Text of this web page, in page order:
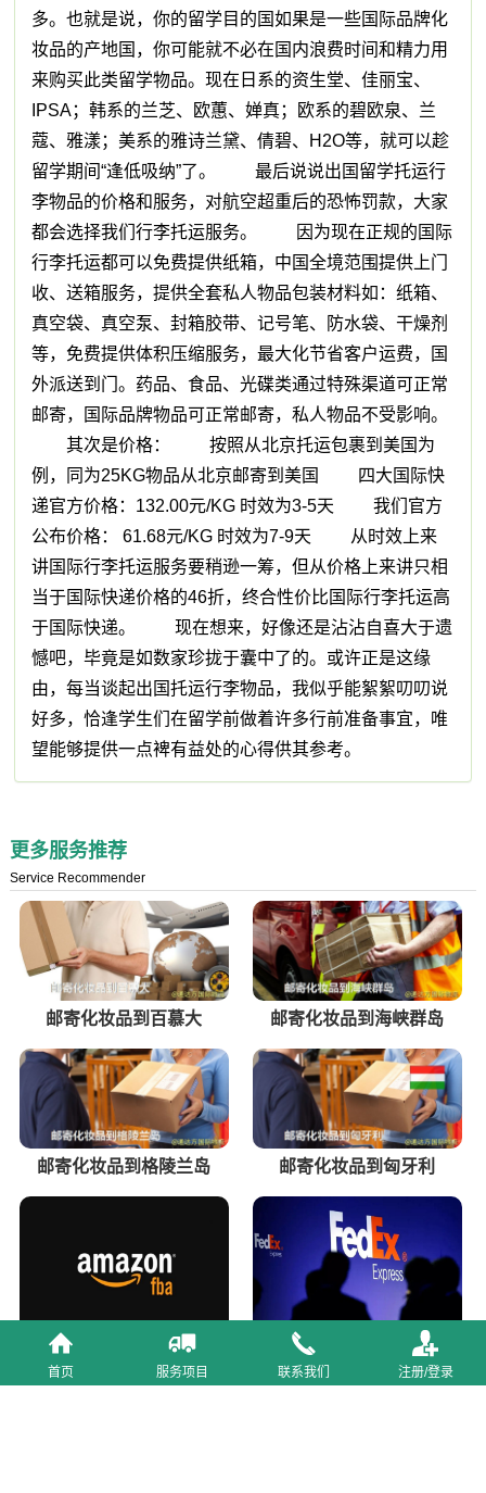
多。也就是说，你的留学目的国如果是一些国际品牌化
妆品的产地国，你可能就不必在国内浪费时间和精力用
来购买此类留学物品。现在日系的资生堂、佳丽宝、
IPSA；韩系的兰芝、欧蕙、婵真；欧系的碧欧泉、兰
蔻、雅漾；美系的雅诗兰黛、倩碧、H2O等，就可以趁
留学期间“逢低吸纳”了。 最后说说出国留学托运行
李物品的价格和服务，对航空超重后的恐怖罚款，大家
都会选择我们行李托运服务。 因为现在正规的国际
行李托运都可以免费提供纸箱，中国全境范围提供上门
收、送箱服务，提供全套私人物品包装材料如：纸箱、
真空袋、真空泵、封箱胶带、记号笔、防水袋、干燥剂
等，免费提供体积压缩服务，最大化节省客户运费，国
外派送到门。药品、食品、光碟类通过特殊渠道可正常
邮寄，国际品牌物品可正常邮寄，私人物品不受影响。
其次是价格： 按照从北京托运包裹到美国为
例，同为25KG物品从北京邮寄到美国 四大国际快
递官方价格：132.00元/KG 时效为3-5天 我们官方
公布价格： 61.68元/KG 时效为7-9天 从时效上来
讲国际行李托运服务要稍逊一筹，但从价格上来讲只相
当于国际快递价格的46折，终合性价比国际行李托运高
于国际快递。 现在想来，好像还是沾沾自喜大于遗
憾吧，毕竟是如数家珍拢于囊中了的。或许正是这缘
由，每当谈起出国托运行李物品，我似乎能絮絮叨叨说
好多，恰逢学生们在留学前做着许多行前准备事宜，唯
望能够提供一点裨有益处的心得供其参考。
更多服务推荐
Service Recommender
邮寄化妆品到百慕大 邮寄化妆品到海峡群岛
邮寄化妆品到格陵兰岛 邮寄化妆品到匈牙利
东莞亚马逊FBA头程派送
苏州FedEx联邦国际快递公
首页 服务项目 联系我们 注册/登录